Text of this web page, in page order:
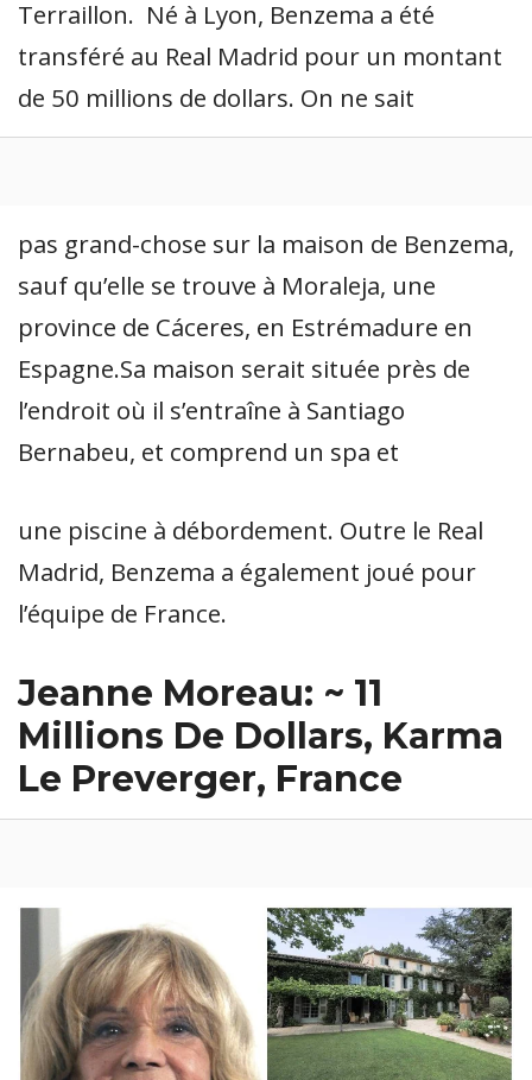
Terraillon. Né à Lyon, Benzema a été
transféré au Real Madrid pour un montant
de 50 millions de dollars. On ne sait
pas grand-chose sur la maison de Benzema,
sauf qu’elle se trouve à Moraleja, une
province de Cáceres, en Estrémadure en
Espagne.Sa maison serait située près de
l’endroit où il s’entraîne à Santiago
Bernabeu, et comprend un spa et
une piscine à débordement. Outre le Real
Madrid, Benzema a également joué pour
l’équipe de France.
Jeanne Moreau: ~ 11
Millions De Dollars, Karma
Le Preverger, France